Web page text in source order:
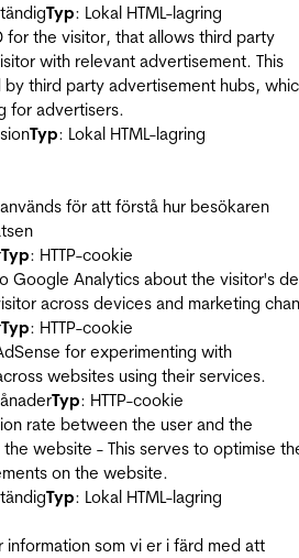
Typ: Lokal HTML-lagring
for the visitor, that allows third party
with relevant advertisement. This
third party advertisement hubs,
for advertisers.
Typ: Lokal HTML-lagring
för att förstå hur besökaren
Typ: HTTP-cookie
Google Analytics about the visitor's
across devices and marketing
Typ: HTTP-cookie
for experimenting with
websites using their services.
Typ: HTTP-cookie
rate between the user and the
website - This serves to optimise
on the website.
Typ: Lokal HTML-lagring
som vi er i färd med att